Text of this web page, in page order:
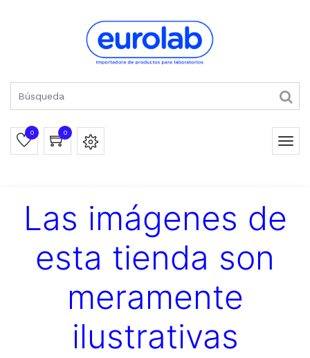
0 0
Las imágenes de
esta tienda son
meramente
ilustrativas